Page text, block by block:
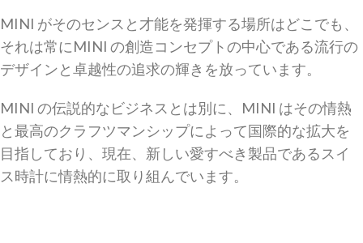
MINI がそのセンスと才能を発揮する場所はどこでも、
それは常にMINI の創造コンセプトの中心である流行の
デザインと卓越性の追求の輝きを放っています。
MINI の伝説的なビジネスとは別に、MINI はその情熱
と最高のクラフツマンシップによって国際的な拡大を
目指しており、現在、新しい愛すべき製品であるスイ
ス時計に情熱的に取り組んでいます。